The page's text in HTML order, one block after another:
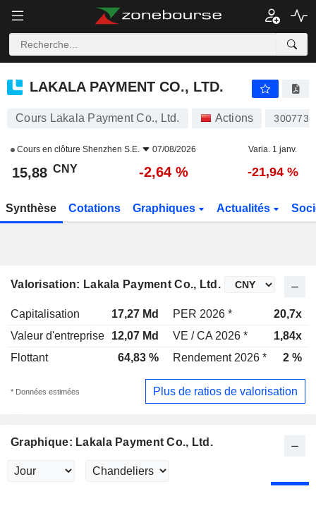
LAKALA PAYMENT CO., LTD.
LAKALA PAYMENT CO., LTD.
Cours Lakala Payment Co., Ltd. Actions 300773
Cours en clôture Shenzhen S.E. 07/08/2026 Varia. 1 janv.
15,88 CNY -2,64 % -21,94 %
Synthèse Cotations Graphiques Actualités
Valorisation: Lakala Payment Co., Ltd.
Capitalisation 17,27 Md PER 2026 *
20,7x
Valeur d'entreprise
12,07 Md VE / CA 2026 *
1,84x
Flottant
64,83 % Rendement 2026 * 2 %
* Données estimées Plus de ratios de valorisation
Graphique: Lakala Payment Co., Ltd.